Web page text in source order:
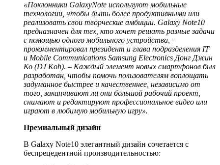
«Поклонники GalaxyNote используют мобильные
технологии, чтобы быть более продуктивными или
реализовать свои творческие амбиции. Galaxy Note10
предназначен для тех, кто хочет решать разные задачи
с помощью одного мобильного устройства, –
прокомментировал президент и глава подразделения IT
и Mobile Communications Samsung Electronics Донг Джин
Ко (DJ Koh). – Каждый элемент новых смартфонов был
разработан, чтобы помочь пользователям воплощать
задуманное быстрее и качественнее, независимо от
того, заканчивают ли они большой рабочий проект,
снимают и редактируют профессиональное видео или
играют в любимую мобильную игру».
Премиальный дизайн
В Galaxy Note10 элегантный дизайн сочетается с
беспрецедентной производительностью: